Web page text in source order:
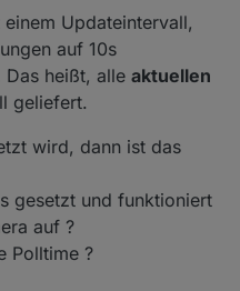
Updateintervall,
auf 10s
heißt, alle aktuellen
geliefert.
wird, dann ist das
gesetzt und funktioniert
auf ?
Polltime ?